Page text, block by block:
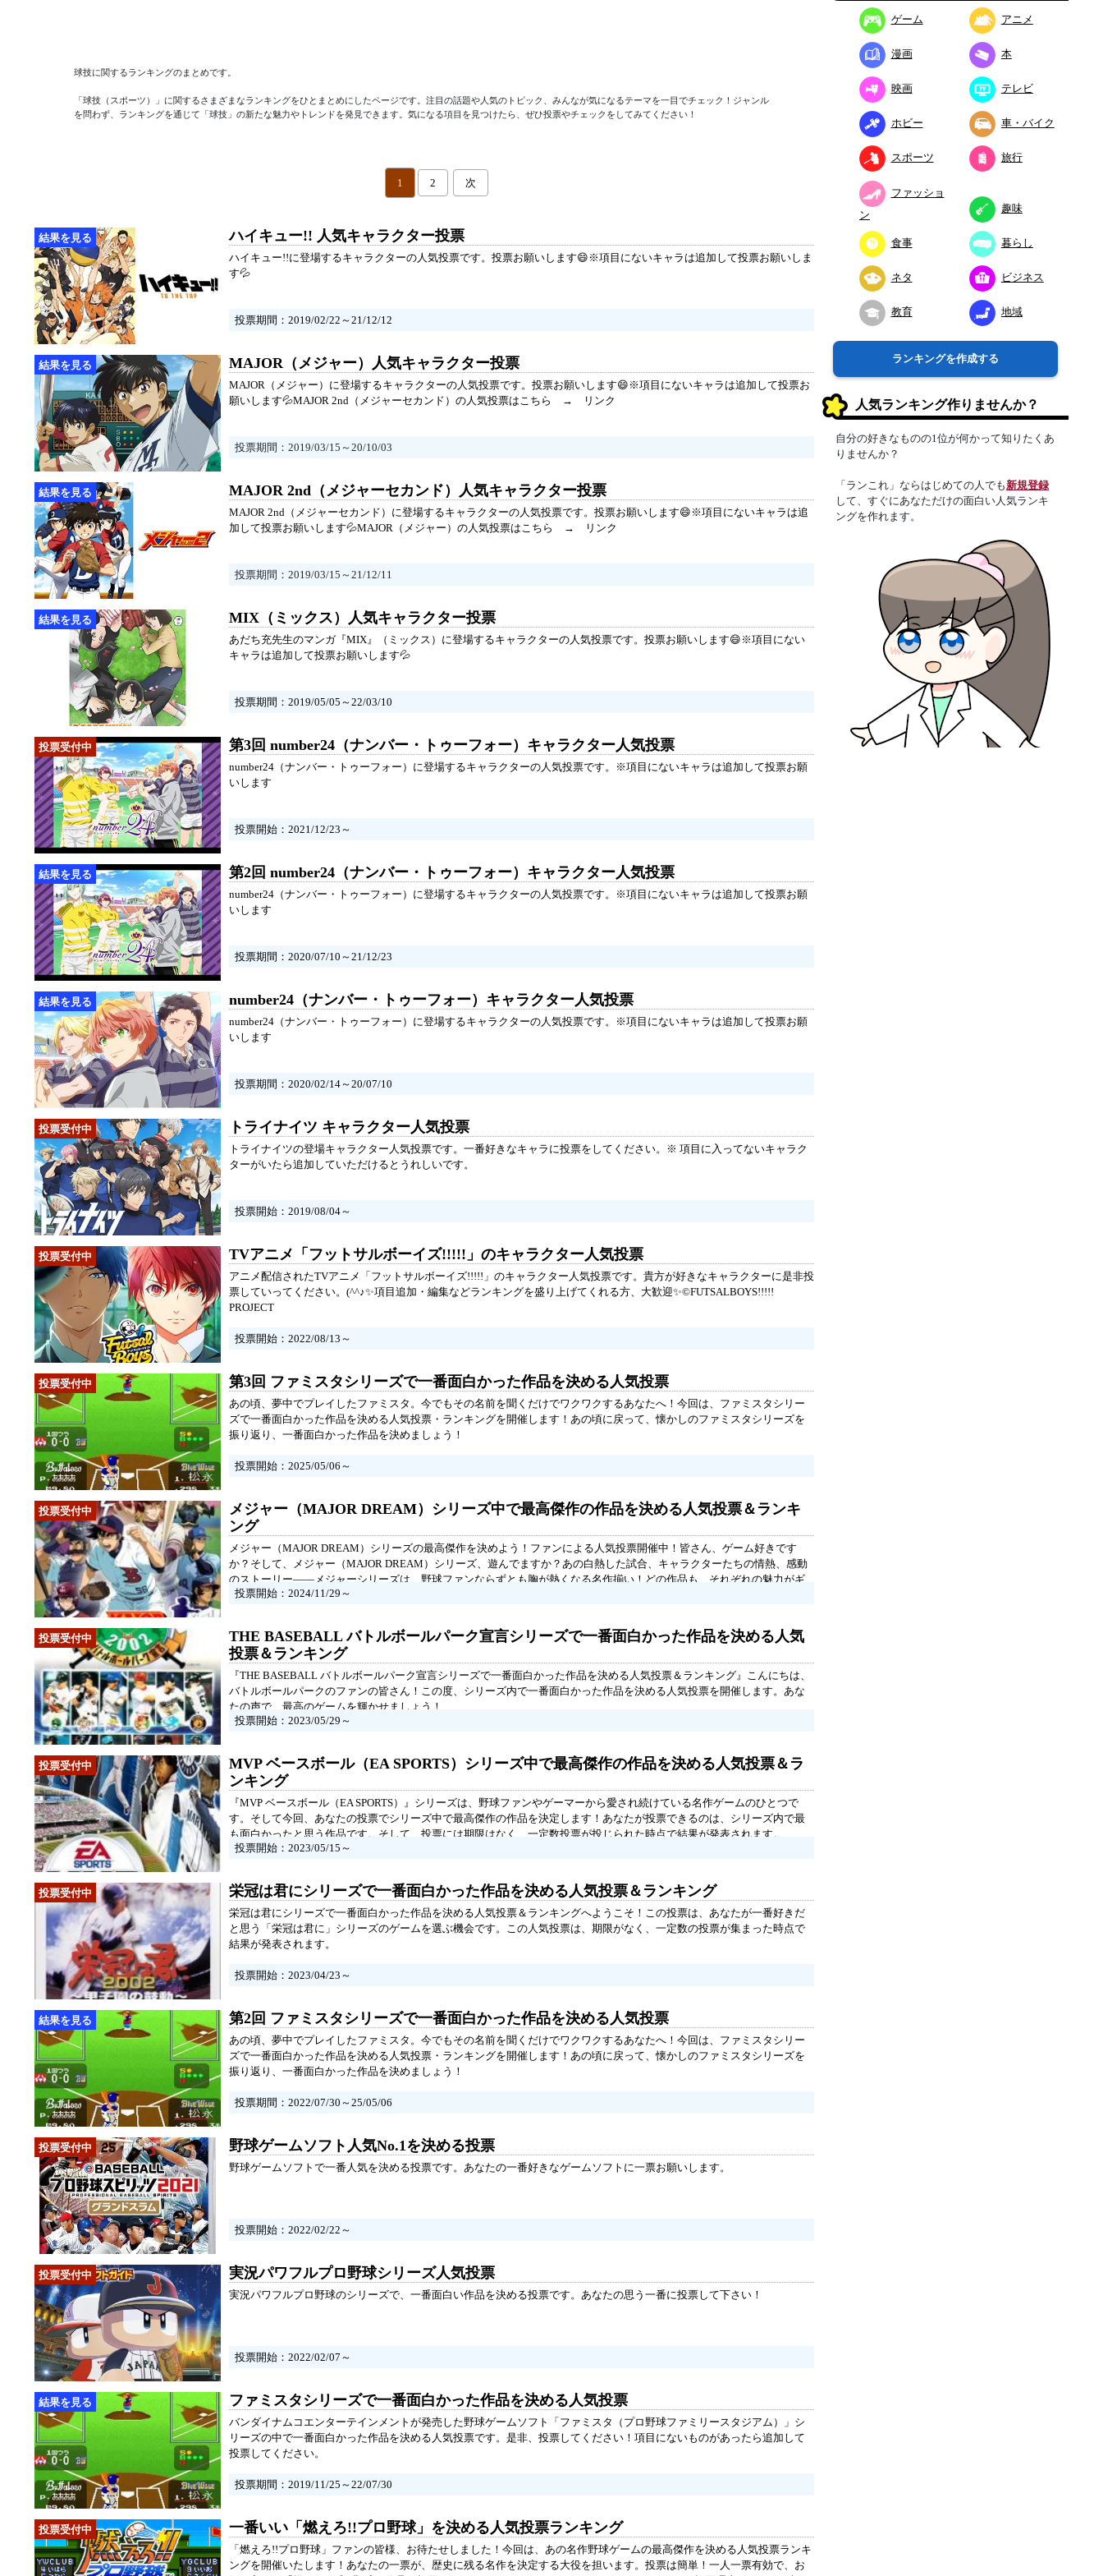
球技に関するランキングのまとめです。
「球技（スポーツ）」に関するさまざまなランキングをひとまとめにしたページです。注目の話題や人気のトピック、みんなが気になるテーマを一目でチェック！ジャンル
を問わず、ランキングを通じて「球技」の新たな魅力やトレンドを発見できます。気になる項目を見つけたら、ぜひ投票やチェックをしてみてください！
1 2 次
ハイキュー!! 人気キャラクター投票
ハイキュー!!に登場するキャラクターの人気投票です。投票お願いします😄※項目にないキャラは追加して投票お願いしま
す💦
投票期間：2019/02/22～21/12/12
MAJOR（メジャー）人気キャラクター投票
MAJOR（メジャー）に登場するキャラクターの人気投票です。投票お願いします😄※項目にないキャラは追加して投票お
願いします💦MAJOR 2nd（メジャーセカンド）の人気投票はこちら →
リンク
投票期間：2019/03/15～20/10/03
MAJOR 2nd（メジャーセカンド）人気キャラクター投票
MAJOR 2nd（メジャーセカンド）に登場するキャラクターの人気投票です。投票お願いします😄※項目にないキャラは追
加して投票お願いします💦MAJOR（メジャー）の人気投票はこちら →
リンク
投票期間：2019/03/15～21/12/11
MIX（ミックス）人気キャラクター投票
あだち充先生のマンガ『MIX』（ミックス）に登場するキャラクターの人気投票です。投票お願いします😄※項目にない
キャラは追加して投票お願いします💦
投票期間：2019/05/05～22/03/10
第3回 number24（ナンバー・トゥーフォー）キャラクター人気投票
number24（ナンバー・トゥーフォー）に登場するキャラクターの人気投票です。※項目にないキャラは追加して投票お願
いします
投票開始：2021/12/23～
第2回 number24（ナンバー・トゥーフォー）キャラクター人気投票
number24（ナンバー・トゥーフォー）に登場するキャラクターの人気投票です。※項目にないキャラは追加して投票お願
いします
投票期間：2020/07/10～21/12/23
number24（ナンバー・トゥーフォー）キャラクター人気投票
number24（ナンバー・トゥーフォー）に登場するキャラクターの人気投票です。※項目にないキャラは追加して投票お願
いします
投票期間：2020/02/14～20/07/10
トライナイツ キャラクター人気投票
トライナイツの登場キャラクター人気投票です。一番好きなキャラに投票をしてください。※ 項目に入ってないキャラク
ターがいたら追加していただけるとうれしいです。
投票開始：2019/08/04～
TVアニメ「フットサルボーイズ!!!!!」のキャラクター人気投票
アニメ配信されたTVアニメ「フットサルボーイズ!!!!!」のキャラクター人気投票です。貴方が好きなキャラクターに是非投
票していってください。(^^♪✨項目追加・編集などランキングを盛り上げてくれる方、大歓迎✨©FUTSALBOYS!!!!!
PROJECT
投票開始：2022/08/13～
第3回 ファミスタシリーズで一番面白かった作品を決める人気投票
あの頃、夢中でプレイしたファミスタ。今でもその名前を聞くだけでワクワクするあなたへ！今回は、ファミスタシリー
ズで一番面白かった作品を決める人気投票・ランキングを開催します！あの頃に戻って、懐かしのファミスタシリーズを
振り返り、一番面白かった作品を決めましょう！
投票開始：2025/05/06～
メジャー（MAJOR DREAM）シリーズ中で最高傑作の作品を決める人気投票＆ランキ
ング
メジャー（MAJOR DREAM）シリーズの最高傑作を決めよう！ファンによる人気投票開催中！皆さん、ゲーム好きです
か？そして、メジャー（MAJOR DREAM）シリーズ、遊んでますか？あの白熱した試合、キャラクターたちの情熱、感動
のストーリー――メジャーシリーズは、野球ファンならずとも胸が熱くなる名作揃い！どの作品も、それぞれの魅力がギ
ュッと詰まっていますよね。
投票開始：2024/11/29～
THE BASEBALL バトルボールパーク宣言シリーズで一番面白かった作品を決める人気
投票＆ランキング
『THE BASEBALL バトルボールパーク宣言シリーズで一番面白かった作品を決める人気投票＆ランキング』こんにちは、
バトルボールパークのファンの皆さん！この度、シリーズ内で一番面白かった作品を決める人気投票を開催します。あな
たの声で、最高のゲームを輝かせましょう！
投票開始：2023/05/29～
MVP ベースボール（EA SPORTS）シリーズ中で最高傑作の作品を決める人気投票＆ラ
ンキング
『MVP ベースボール（EA SPORTS）』シリーズは、野球ファンやゲーマーから愛され続けている名作ゲームのひとつで
す。そして今回、あなたの投票でシリーズ中で最高傑作の作品を決定します！あなたが投票できるのは、シリーズ内で最
も面白かったと思う作品です。そして、投票には期限はなく、一定数投票が投じられた時点で結果が発表されます。
投票開始：2023/05/15～
栄冠は君にシリーズで一番面白かった作品を決める人気投票＆ランキング
栄冠は君にシリーズで一番面白かった作品を決める人気投票＆ランキングへようこそ！この投票は、あなたが一番好きだ
と思う「栄冠は君に」シリーズのゲームを選ぶ機会です。この人気投票は、期限がなく、一定数の投票が集まった時点で
結果が発表されます。
投票開始：2023/04/23～
第2回 ファミスタシリーズで一番面白かった作品を決める人気投票
あの頃、夢中でプレイしたファミスタ。今でもその名前を聞くだけでワクワクするあなたへ！今回は、ファミスタシリー
ズで一番面白かった作品を決める人気投票・ランキングを開催します！あの頃に戻って、懐かしのファミスタシリーズを
振り返り、一番面白かった作品を決めましょう！
投票期間：2022/07/30～25/05/06
野球ゲームソフト人気No.1を決める投票
野球ゲームソフトで一番人気を決める投票です。あなたの一番好きなゲームソフトに一票お願いします。
投票開始：2022/02/22～
実況パワフルプロ野球シリーズ人気投票
実況パワフルプロ野球のシリーズで、一番面白い作品を決める投票です。あなたの思う一番に投票して下さい！
投票開始：2022/02/07～
ファミスタシリーズで一番面白かった作品を決める人気投票
バンダイナムコエンターテインメントが発売した野球ゲームソフト「ファミスタ（プロ野球ファミリースタジアム）」シ
リーズの中で一番面白かった作品を決める人気投票です。是非、投票してください！項目にないものがあったら追加して
投票してください。
投票期間：2019/11/25～22/07/30
一番いい「燃えろ!!プロ野球」を決める人気投票ランキング
「燃えろ!!プロ野球」ファンの皆様、お待たせしました！今回は、あの名作野球ゲームの最高傑作を決める人気投票ランキ
ングを開催いたします！あなたの一票が、歴史に残る名作を決定する大役を担います。投票は簡単！一人一票有効で、お
ゲーム アニメ
漫画 本
映画 テレビ
ホビー 車・バイク
スポーツ 旅行
ファッショ
ン
趣味
食事 暮らし
ネタ ビジネス
教育 地域
ランキングを作成する
人気ランキング作りませんか？
自分の好きなものの1位が何かって知りたくあ
りませんか？
「ランこれ」ならはじめての人でも新規登録
して、すぐにあなただけの面白い人気ランキ
ングを作れます。